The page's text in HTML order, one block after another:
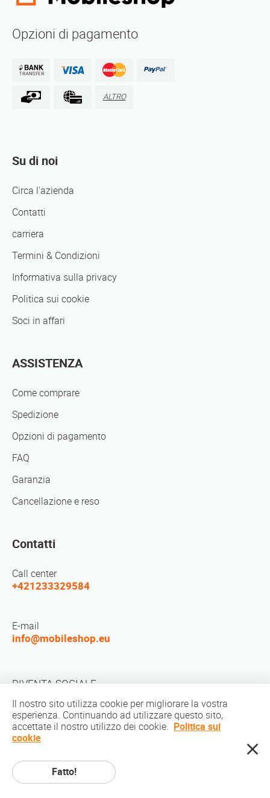
Opzioni di pagamento
ALTRO
Su di noi
Circa l'azienda
Contatti
carriera
Termini & Condizioni
Informativa sulla privacy
Politica sui cookie
Soci in affari
ASSISTENZA
Come comprare
Spedizione
Opzioni di pagamento
FAQ
Garanzia
Cancellazione e reso
Contatti
Call center
+421233329584
E-mail
info@mobileshop.eu
DIVENTA SOCIALE
Diritto d'autore © 2010-2026 MobileShop.eu. Tutti i diritti riservati. Tutte le
immagini dei prodotti sul sito sono di proprietà di Mobileshop.eu | Web
Il nostro sito utilizza cookie per migliorare la vostra
esperienza. Continuando ad utilizzare questo sito,
accettate il nostro utilizzo dei cookie. Politica sui
cookie
Fatto!